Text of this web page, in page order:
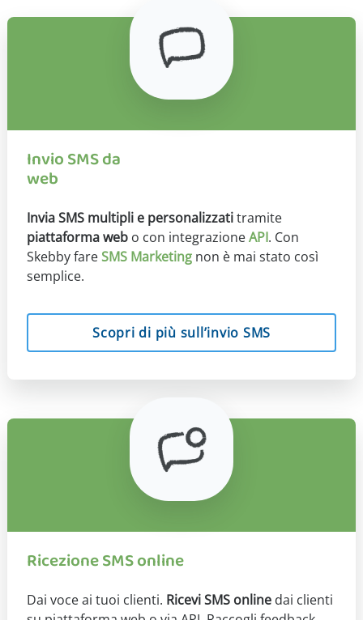
Invio SMS da
web
Invia SMS multipli e personalizzatitramite
piattaforma web o con integrazioneAPI. Con
Skebby fareSMS Marketing non è mai stato così
semplice.
Scopri di più sull’invio SMS
Ricezione SMS online
Dai voce ai tuoi clienti. Ricevi SMS online dai clienti